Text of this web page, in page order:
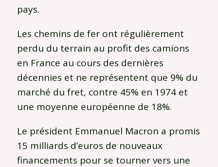
pays.
Les chemins de fer ont régulièrement
perdu du terrain au profit des camions
en France au cours des dernières
décennies et ne représentent que 9% du
marché du fret, contre 45% en 1974 et
une moyenne européenne de 18%.
Le président Emmanuel Macron a promis
15 milliards d’euros de nouveaux
financements pour se tourner vers une